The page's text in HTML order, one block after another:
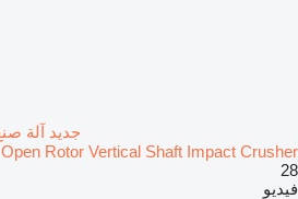
Open Rotor Vertical Shaft Impact Crusher
28
فيديو